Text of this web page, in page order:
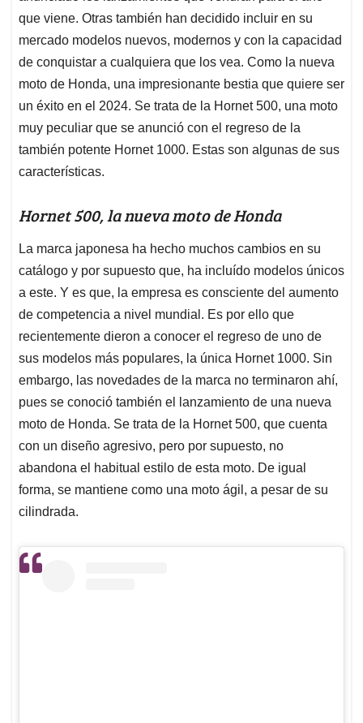
que viene. Otras también han decidido incluir en su
mercado modelos nuevos, modernos y con la capacidad
de conquistar a cualquiera que los vea. Como la nueva
moto de Honda, una impresionante bestia que quiere ser
un éxito en el 2024. Se trata de la Hornet 500, una moto
muy peculiar que se anunció con el regreso de la
también potente Hornet 1000. Estas son algunas de sus
características.
Hornet 500, la nueva moto de Honda
La marca japonesa ha hecho muchos cambios en su
catálogo y por supuesto que, ha incluído modelos únicos
a este. Y es que, la empresa es consciente del aumento
de competencia a nivel mundial. Es por ello que
recientemente dieron a conocer el regreso de uno de
sus modelos más populares, la única Hornet 1000. Sin
embargo, las novedades de la marca no terminaron ahí,
pues se conoció también el lanzamiento de una nueva
moto de Honda. Se trata de la Hornet 500, que cuenta
con un diseño agresivo, pero por supuesto, no
abandona el habitual estilo de esta moto. De igual
forma, se mantiene como una moto ágil, a pesar de su
cilindrada.